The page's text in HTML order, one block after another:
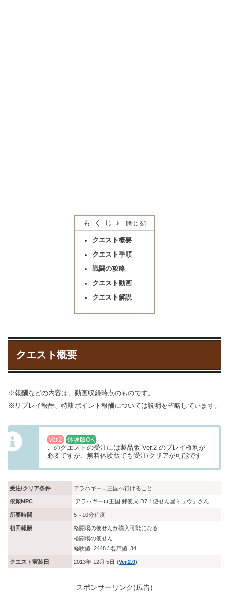
もくじ♪
クエスト概要
クエスト手順
戦闘の攻略
クエスト動画
クエスト解説
クエスト概要
※報酬などの内容は、動画収録時点のものです。
※リプレイ報酬、特訓ポイント報酬については説明を省略しています。
Ver.2
体験版OK
このクエストの受注には製品版 Ver.2 のプレイ権利が
必要ですが、無料体験版でも受注/クリアが可能です
受注/クリア条件 アラハギーロ王国へ行けること
依頼NPC アラハギーロ王国 郵便局 D7「便せん屋ミュウ」さん
所要時間 5～10分程度
初回報酬
格闘場の便せんが購入可能になる
格闘場の便せん
経験値: 2448 / 名声値: 34
クエスト実装日 2013年 12月 5日 (Ver.2.0)
スポンサーリンク(広告)